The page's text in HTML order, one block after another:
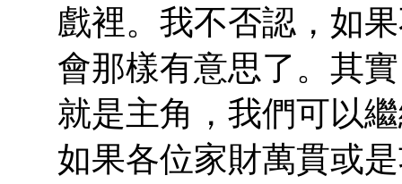
戲裡。我不否認，如
會那樣有意思了。其
就是主角，我們可以
如果各位家財萬貫或